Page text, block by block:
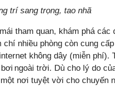
trí sang trọng, tao nhã
tham quan, khám phá các
nhiều phòng còn cung
không dây (miễn phí).
ngoài trời. Dù cho lý do
nơi tuyệt vời cho chuyến